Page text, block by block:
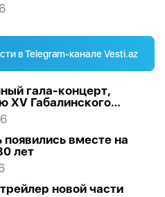
в Telegram-канале Vesti.az
гала-концерт,
XV Габалинского
фестиваля
вместе на
лет
новой части